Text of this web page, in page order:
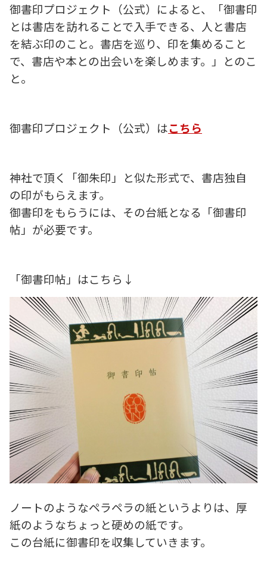
御書印プロジェクト（公式）によると、「御書印
とは書店を訪れることで入手できる、人と書店
を結ぶ印のこと。書店を巡り、印を集めること
で、書店や本との出会いを楽しめます。」とのこ
と。
御書印プロジェクト（公式）はこちら
神社で頂く「御朱印」と似た形式で、書店独自
の印がもらえます。
御書印をもらうには、その台紙となる「御書印
帖」が必要です。
「御書印帖」はこちら↓
ノートのようなペラペラの紙というよりは、厚
紙のようなちょっと硬めの紙です。
この台紙に御書印を収集していきます。